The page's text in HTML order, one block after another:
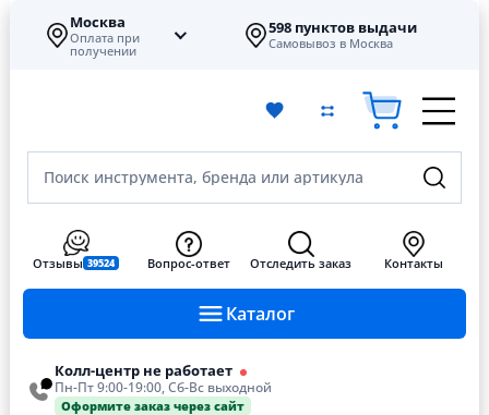
Москва
Оплата при
получении
598 пунктов выдачи
Самовывоз в Москва
Поиск инструмента, бренда или артикула
Каталог
Отзывы 39524 Вопрос-ответ Отследить заказ Контакты
Колл-центр не работает
Пн-Пт 9:00-19:00, Сб-Вс выходной
Оформите заказ через сайт